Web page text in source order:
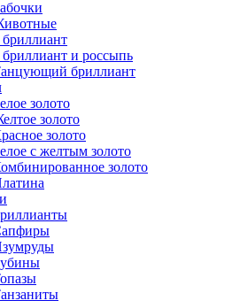
бриллиант
бриллиант и россыпь
бриллиант
золото
золото
золото
с желтым золото
золото